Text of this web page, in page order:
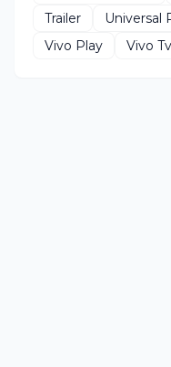
Trailer
Universal
Vivo Play
Vivo Tv